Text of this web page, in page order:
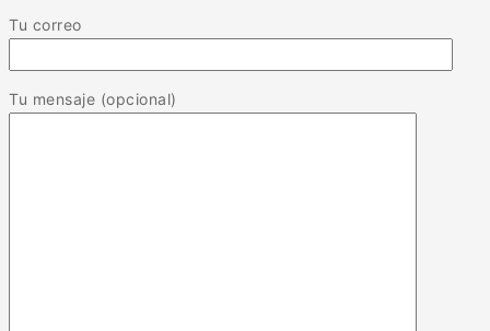
Tu correo
Tu mensaje (opcional)